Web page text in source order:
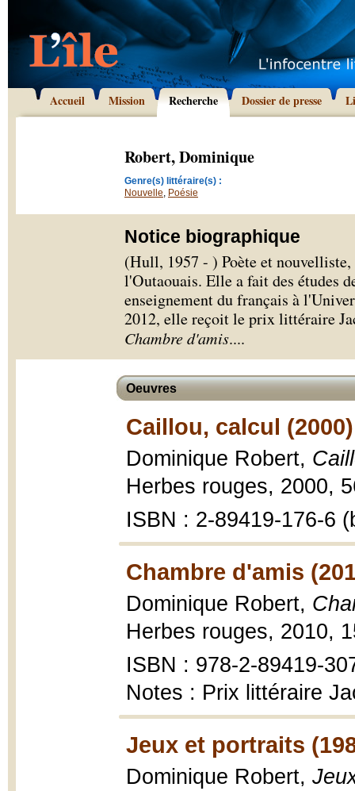
Accueil Mission Recherche Dossier de presse
Robert, Dominique
Genre(s) littéraire(s) :
Nouvelle, Poésie
Notice biographique
(Hull, 1957 - ) Poète et
l'Outaouais. Elle a fait des études
enseignement du français à
2012, elle reçoit le prix littéraire
Chambre d'amis....
Oeuvres
Caillou, calcul (2000)
Dominique Robert,
Herbes rouges, 2000,
ISBN : 2-89419-176-6
Chambre d'amis
Dominique Robert,
Herbes rouges, 2010,
ISBN : 978-2-89419-
Notes : Prix littéraire
Jeux et portraits
Dominique Robert,